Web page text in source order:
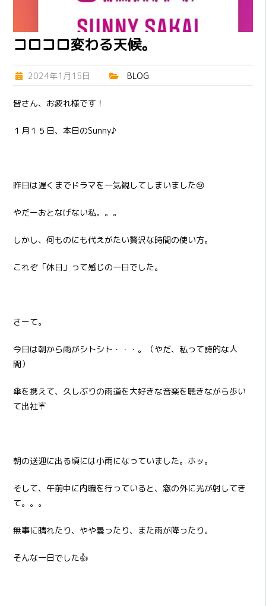
コロコロ変わる天候。
2024年1月15日 BLOG
皆さん、お疲れ様です！
１月１５日、本日のSunny♪
昨日は遅くまでドラマを一気観してしまいました😢
やだーおとなげない私。。。
しかし、何ものにも代えがたい贅沢な時間の使い方。
これぞ「休日」って感じの一日でした。
さーて。
今日は朝から雨がシトシト・・・。（やだ、私って詩的な人
間）
傘を携えて、久しぶりの雨道を大好きな音楽を聴きながら歩い
て出社☔
朝の送迎に出る頃には小雨になっていました。ホッ。
そして、午前中に内職を行っていると、窓の外に光が射してき
て。。。
無事に晴れたり、やや曇ったり、また雨が降ったり。
そんな一日でした👍